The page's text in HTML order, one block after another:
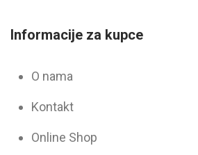
Informacije za kupce
O nama
Kontakt
Online Shop